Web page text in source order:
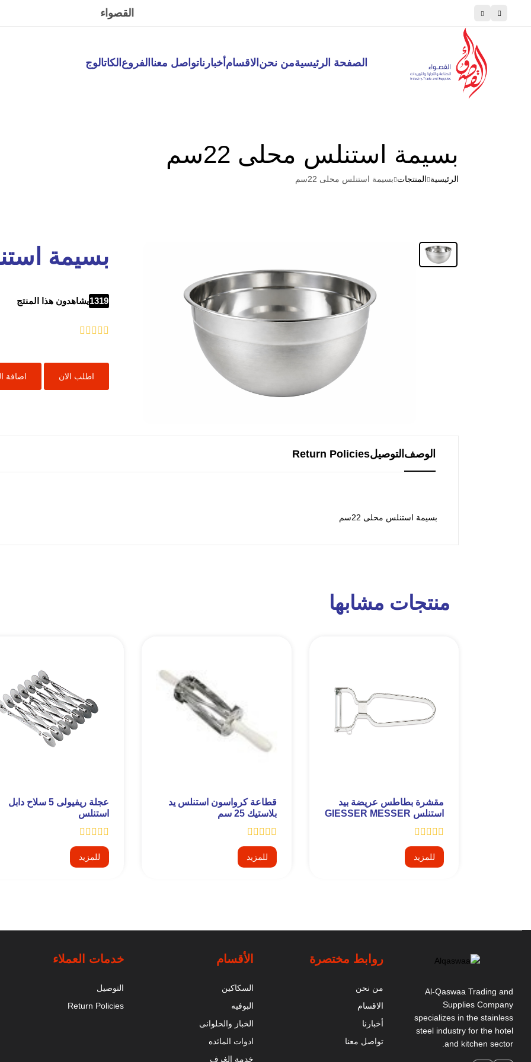
القصواء
الصفحة الرئيسيةمن نحن الاقسام أخبارناتواصل معنا الفروع الكاتالوج
بسيمة استنلس محلى 22سم
الرئيسية المنتجات بسيمة استنلس محلى 22سم
بسيمة
1319يشاهدون هذا المنتج
اطلب الان اضافة
الوصف التوصيلReturn Policies
بسيمة استنلس محلى 22سم
منتجات مشابها
مقشرة بطاطس عريضة بيد
استنلس GIESSER MESSER
للمزيد
قطاعة كرواسون استنلس يد
بلاستيك 25 سم
للمزيد
عجلة ريفيولى 5 سلاح دابل
استنلس
للمزيد
Al-Qaswaa Trading and
Supplies Company
specializes in the stainless
steel industry for the hotel
and kitchen sector.
روابط مختصرة
من نحن
الاقسام
أخبارنا
تواصل معنا
الأقسام
السكاكين
البوفيه
الخباز والحلوانى
ادوات المائده
خدمة الغرف
خدمات العملاء
التوصيل
Return Policies